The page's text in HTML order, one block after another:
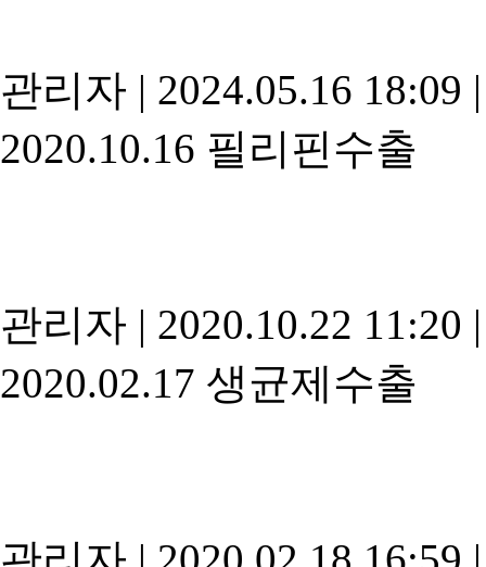
관리자 | 2024.05.16 18:09 |
2020.10.16 필리핀수출
관리자 | 2020.10.22 11:20 |
2020.02.17 생균제수출